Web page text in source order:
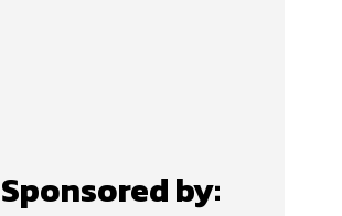
Sponsored by: